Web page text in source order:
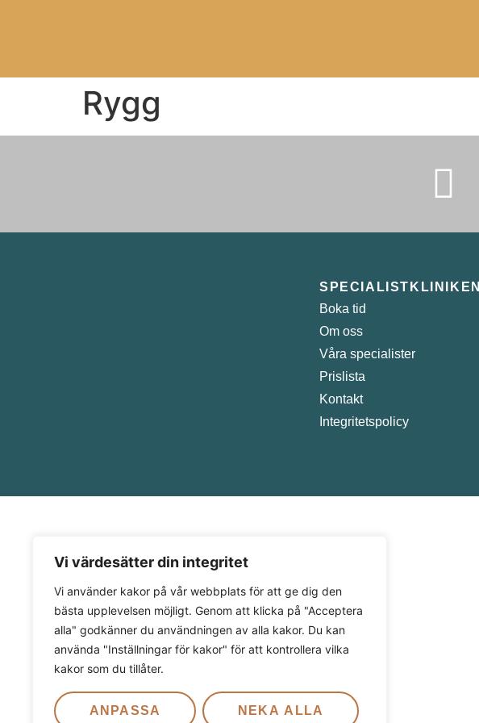
Vi värdesätter din integritet
Vi använder kakor på vår webbplats för att ge dig den
bästa upplevelsen möjligt. Genom att klicka på "Acceptera
alla" godkänner du användningen av alla kakor. Du kan
använda "Inställningar för kakor" för att kontrollera vilka
kakor som du tillåter.
ANPASSA NEKA ALLA
Rygg
SPECIALISTKLINIKEN
Boka tid
Om oss
Våra specialister
Prislista
Kontakt
Integritetspolicy